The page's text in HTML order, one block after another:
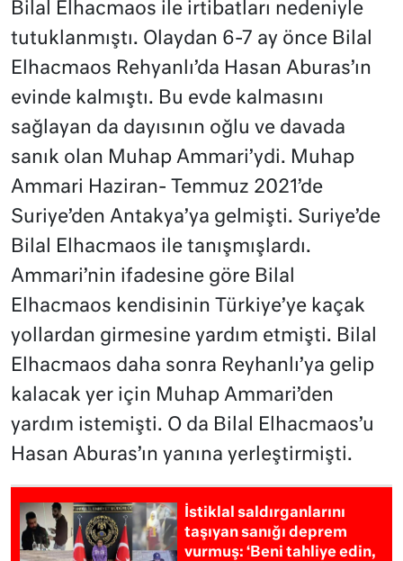
Bilal Elhacmaos ile irtibatları nedeniyle
tutuklanmıştı. Olaydan 6-7 ay önce Bilal
Elhacmaos Rehyanlı’da Hasan Aburas’ın
evinde kalmıştı. Bu evde kalmasını
sağlayan da dayısının oğlu ve davada
sanık olan Muhap Ammari’ydi. Muhap
Ammari Haziran- Temmuz 2021’de
Suriye’den Antakya’ya gelmişti. Suriye’de
Bilal Elhacmaos ile tanışmışlardı.
Ammari’nin ifadesine göre Bilal
Elhacmaos kendisinin Türkiye’ye kaçak
yollardan girmesine yardım etmişti. Bilal
Elhacmaos daha sonra Reyhanlı’ya gelip
kalacak yer için Muhap Ammari’den
yardım istemişti. O da Bilal Elhacmaos’u
Hasan Aburas’ın yanına yerleştirmişti.
İstiklal saldırganlarını
taşıyan sanığı deprem
vurmuş: ‘Beni tahliye edin,